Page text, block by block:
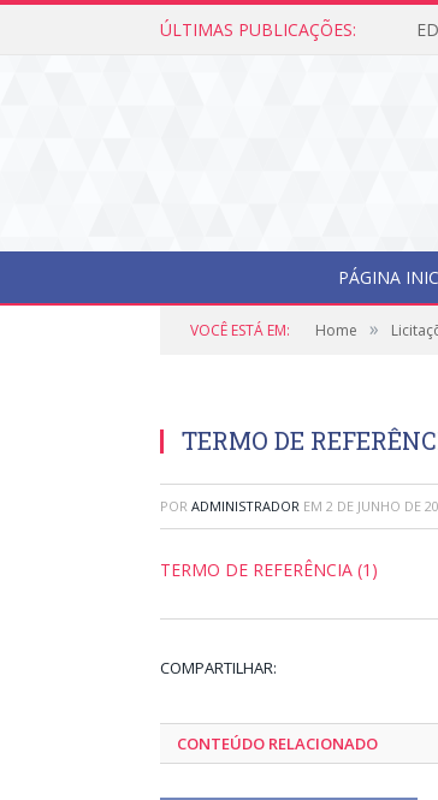
ÚLTIMAS PUBLICAÇÕES:
PÁGINA
VOCÊ ESTÁ EM: Home »
TERMO DE
POR ADMINISTRADOR EM 2 DE JUNHO DE
TERMO DE REFERÊNCIA (1)
COMPARTILHAR:
CONTEÚDO RELACIONADO